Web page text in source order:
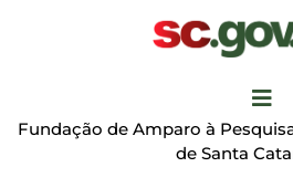
Fundação de Amparo à
de Santa